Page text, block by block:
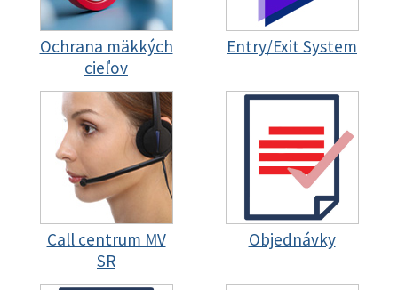
Ochrana mäkkých
cieľov
Entry/Exit System
Call centrum MV
SR
Objednávky